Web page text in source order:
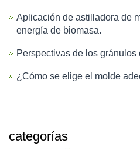
Aplicación de astilladora de
energía de biomasa.
Perspectivas de los gránulos
¿Cómo se elige el molde
categorías